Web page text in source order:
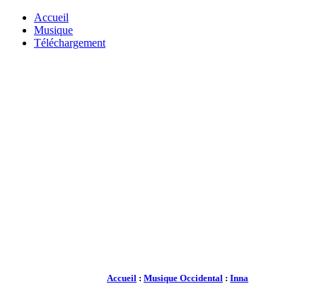
Accueil
Musique
Téléchargement
Accueil : Musique Occidental : Inna